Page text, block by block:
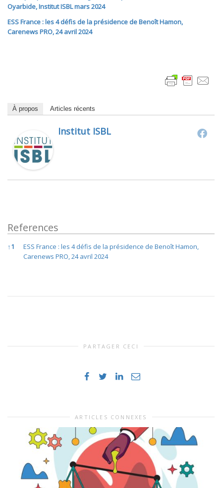
Oyarbide, Institut ISBL mars 2024
ESS France : les 4 défis de laprésidence de Benoît Hamon,
Carenews PRO,24 avril 2024
À propos Articles récents
Institut ISBL
References
References
↑1 ESS France : les 4 défis de la présidence de Benoît Hamon,
Carenews PRO,24 avril 2024
PARTAGER CECI
ARTICLES CONNEXES